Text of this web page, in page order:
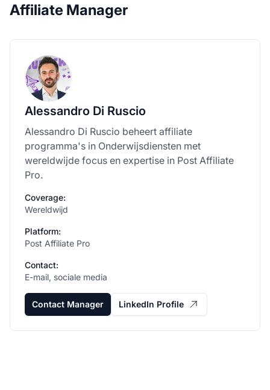
Affiliate Manager
Alessandro Di Ruscio
Alessandro Di Ruscio beheert affiliate
programma's in Onderwijsdiensten met
wereldwijde focus en expertise in Post Affiliate
Pro.
Coverage:
Wereldwijd
Platform:
Post Affiliate Pro
Contact:
E-mail, sociale media
Contact Manager LinkedIn Profile